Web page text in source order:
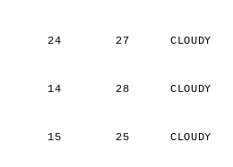
24        27      CLOUDY
14        28      CLOUDY
15        25      CLOUDY